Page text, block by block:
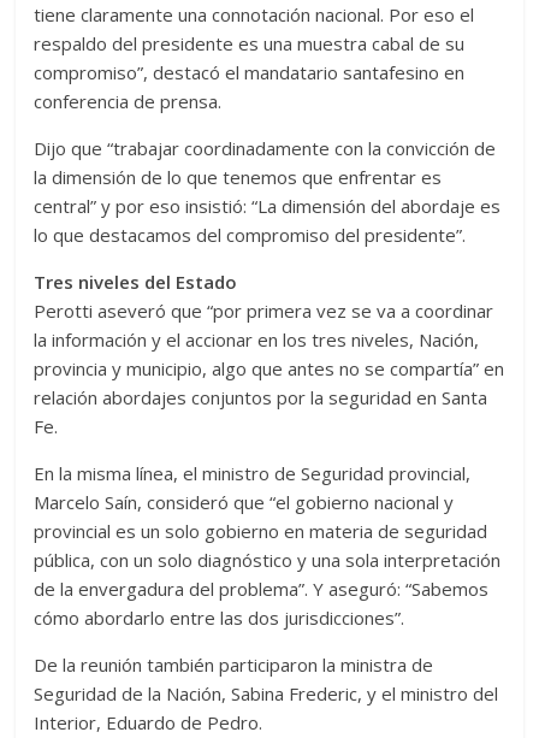
tiene claramente una connotación nacional. Por eso el
respaldo del presidente es una muestra cabal de su
compromiso”, destacó el mandatario santafesino en
conferencia de prensa.
Dijo que “trabajar coordinadamente con la convicción de
la dimensión de lo que tenemos que enfrentar es
central” y por eso insistió: “La dimensión del abordaje es
lo que destacamos del compromiso del presidente”.
Tres niveles del Estado
Perotti aseveró que “por primera vez se va a coordinar
la información y el accionar en los tres niveles, Nación,
provincia y municipio, algo que antes no se compartía” en
relación abordajes conjuntos por la seguridad en Santa
Fe.
En la misma línea, el ministro de Seguridad provincial,
Marcelo Saín, consideró que “el gobierno nacional y
provincial es un solo gobierno en materia de seguridad
pública, con un solo diagnóstico y una sola interpretación
de la envergadura del problema”. Y aseguró: “Sabemos
cómo abordarlo entre las dos jurisdicciones”.
De la reunión también participaron la ministra de
Seguridad de la Nación, Sabina Frederic, y el ministro del
Interior, Eduardo de Pedro.